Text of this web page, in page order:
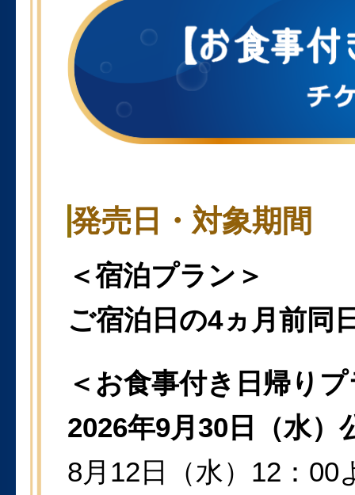
発売日・対象期間
＜宿泊プラン＞
ご宿泊日の4ヵ月前同
＜お食事付き日帰り
2026年9月30日（水）
8月12日（水）12：00